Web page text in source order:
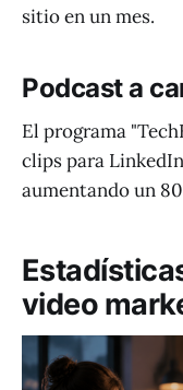
sitio en un mes.
Podcast a
El programa
clips para
aumentando un
video